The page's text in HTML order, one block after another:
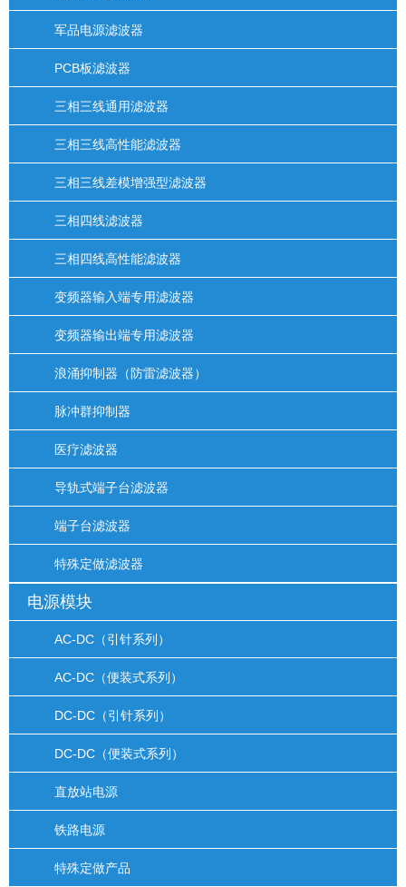
军品电源滤波器
PCB板滤波器
三相三线通用滤波器
三相三线高性能滤波器
三相三线差模增强型滤波器
三相四线滤波器
三相四线高性能滤波器
变频器输入端专用滤波器
变频器输出端专用滤波器
浪涌抑制器（防雷滤波器）
脉冲群抑制器
医疗滤波器
导轨式端子台滤波器
端子台滤波器
特殊定做滤波器
电源模块
AC-DC（引针系列）
AC-DC（便装式系列）
DC-DC（引针系列）
DC-DC（便装式系列）
直放站电源
铁路电源
特殊定做产品